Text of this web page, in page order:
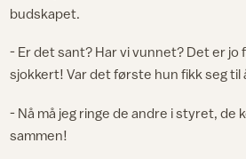
budskapet.
- Er det sant? Har vi vunnet? Det er jo
sjokkert! Var det første hun fikk seg til
- Nå må jeg ringe de andre i styret, de
sammen!